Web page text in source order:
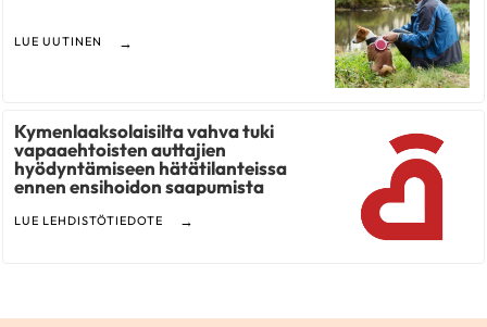
LUE UUTINEN
Kymenlaaksolaisilta vahva tuki
vapaaehtoisten auttajien
hyödyntämiseen hätätilanteissa
ennen ensihoidon saapumista
LUE LEHDISTÖTIEDOTE